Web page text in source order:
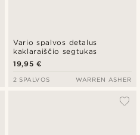
Vario spalvos detalus
kaklaraiščio segtukas
19,95 €
2 SPALVOS WARREN ASHER